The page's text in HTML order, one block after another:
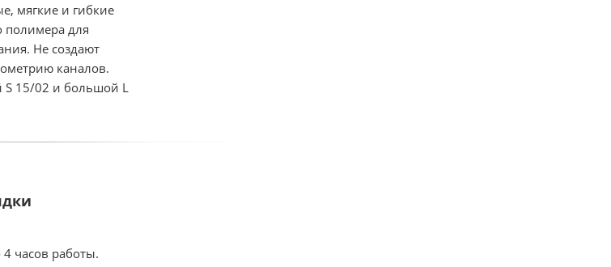
мягкие и гибкие
полимера для
Не создают
каналов.
S 15/02 и большой L
часов работы.